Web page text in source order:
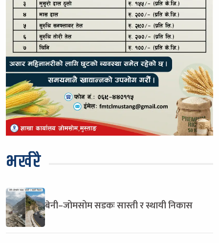
भर्खरै
बेनी–जोमसोम सडकः सास्ती र स्थायी निकास